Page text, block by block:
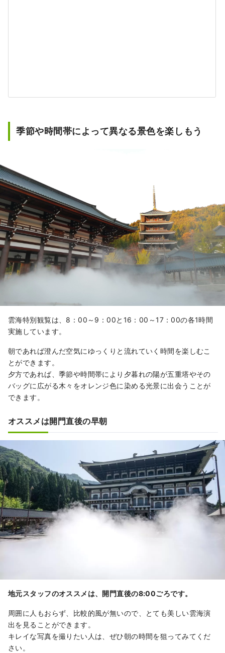
季節や時間帯によって異なる景色を楽しもう
雲海特別観覧は、8：00～9：00と16：00～17：00の各1時間
実施しています。
朝であれば澄んだ空気にゆっくりと流れていく時間を楽しむこ
とができます。
夕方であれば、季節や時間帯により夕暮れの陽が五重塔やその
バッグに広がる木々をオレンジ色に染める光景に出会うことが
できます。
オススメは開門直後の早朝
地元スタッフのオススメは、開門直後の8:00ごろです。
周囲に人もおらず、比較的風が無いので、とても美しい雲海演
出を見ることができます。
キレイな写真を撮りたい人は、ぜひ朝の時間を狙ってみてくだ
さい。